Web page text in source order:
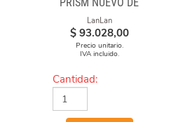
LANLAN
LanLan
$ 93.028,00
Precio unitario.
IVA incluido.
Cantidad: